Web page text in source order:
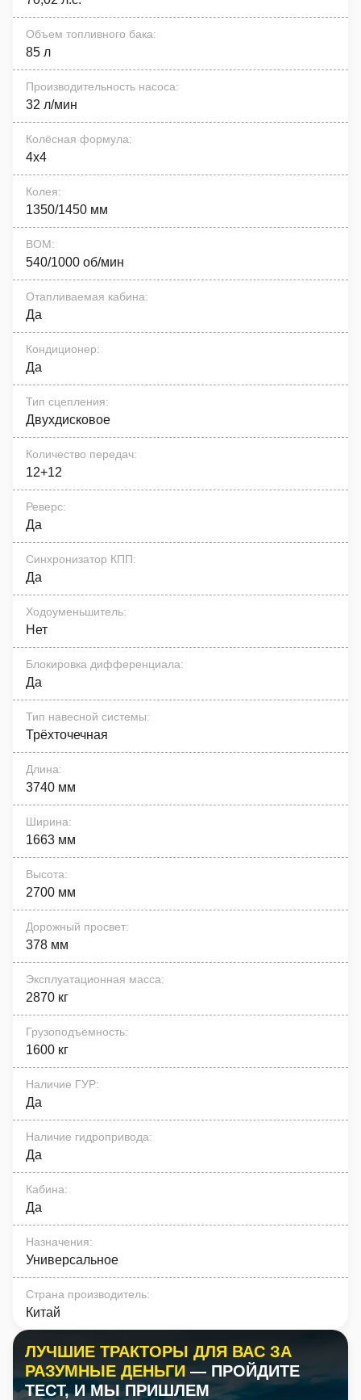
Объем топливного бака:
85 л
Производительность насоса:
32 л/мин
Колёсная формула:
4x4
Колея:
1350/1450 мм
ВОМ:
540/1000 об/мин
Отапливаемая кабина:
Да
Кондиционер:
Да
Тип сцепления:
Двухдисковое
Количество передач:
12+12
Реверс:
Да
Синхронизатор КПП:
Да
Ходоуменьшитель:
Нет
Блокировка дифференциала:
Да
Тип навесной системы:
Трёхточечная
Длина:
3740 мм
Ширина:
1663 мм
Высота:
2700 мм
Дорожный просвет:
378 мм
Эксплуатационная масса:
2870 кг
Грузоподъемность:
1600 кг
Наличие ГУР:
Да
Наличие гидропривода:
Да
Кабина:
Да
Назначения:
Универсальное
Страна производитель:
Китай
ЛУЧШИЕ ТРАКТОРЫ ДЛЯ ВАС ЗА
РАЗУМНЫЕ ДЕНЬГИ — ПРОЙДИТЕ
ТЕСТ, И МЫ ПРИШЛЕМ